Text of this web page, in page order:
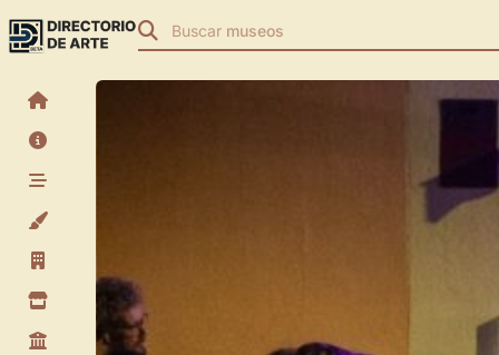
Buscar teatros